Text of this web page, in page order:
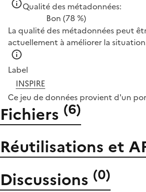
Qualité des métadonnées:
Bon (78 %)
La qualité des métadonnées peut
actuellement à améliorer la
Label
INSPIRE
Ce jeu de données provient d'un
Fichiers (6)
Réutilisations et
Discussions (0)